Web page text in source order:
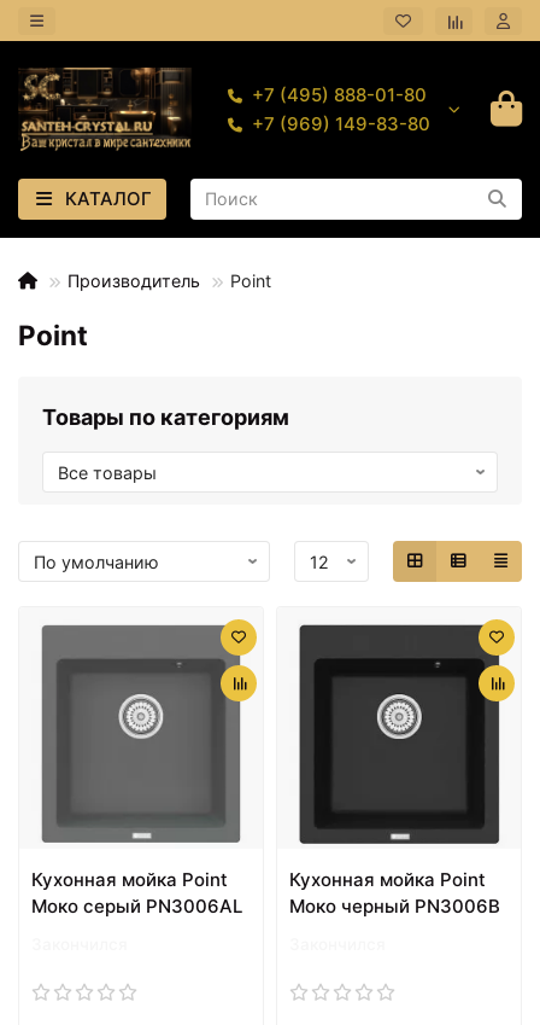
+7 (495) 888-01-80
+7 (969) 149-83-80
КАТАЛОГ
Производитель Point
Point
Товары по категориям
Кухонная мойка Point
Моко серый PN3006AL
Кухонная мойка Point
Моко черный PN3006B